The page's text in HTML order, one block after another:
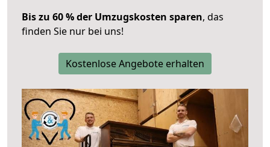
Bis zu 60 % der Umzugskosten sparen, das
finden Sie nur bei uns!
Kostenlose Angebote erhalten